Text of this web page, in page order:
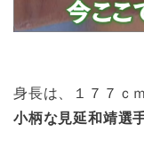
身長は、１７７ｃ
小柄な見延和靖選